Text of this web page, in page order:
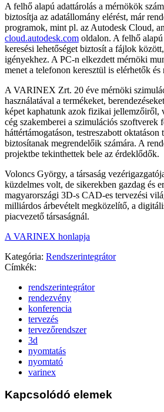
A felhő alapú adattárolás a mérnökök
biztosítja az adatállomány elérést, már
programok, mint pl. az Autodesk Cloud,
cloud.autodesk.com oldalon. A felhő
keresési lehetőséget biztosít a fájlok
igényekhez. A PC-n elkezdett mérnöki
menet a telefonon keresztül is elérhetők
A VARINEX Zrt. 20 éve mérnöki
használatával a termékeket,
képet kaphatunk azok fizikai jellemzőiről,
cég szakemberei a szimulációs szoftverek
háttértámogatáson, testreszabott
biztosítanak megrendelőik számára. A
projektbe tekinthettek bele az érdeklődők.
Voloncs György, a társaság
küzdelmes volt, de sikerekben gazdag és
magyarországi 3D-s CAD-es tervezési
milliárdos árbevételt megközelítő, a
piacvezető társaságnál.
A VARINEX honlapja
Kategória: Rendszerintegrátor
Címkék:
rendszerintegrátor
rendezvény
konferencia
tervezés
tervezőrendszer
3d
nyomtatás
nyomtató
varinex
Kapcsolódó elemek